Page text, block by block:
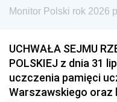
Monitor Polski rok 2026
UCHWAŁA SEJMU
POLSKIEJ z dnia 31
uczczenia pamięci
Warszawskiego oraz